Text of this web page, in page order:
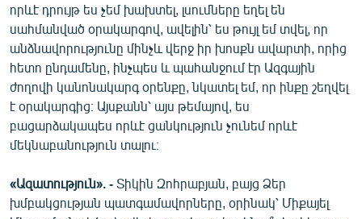
որևէ դրույթ ես չեմ խախտել, լսումները եղել են
սահմանված օրակարգով, ավելին՝ ես թույլ եմ տվել, որ
անձնավորությունը մինչև վերջ իր խոսքն ավարտի, որից
հետո ընդամենը, ինչպես և պահանջում էր Ազգային
ժողովի կանոնակարգ օրենքը, նկատել եմ, որ ինքը շեղվել
է օրակարգից։ Այսքանն՝ այս թեմայով, ես
բացարձակապես որևէ ցանկություն չունեմ որևէ
մեկնաբանություն տալու։
«Ազատություն». - Տիկին Զոհրաբյան, բայց Ձեր
խմբակցության պատգամավորները, օրինակ՝ Միքայել